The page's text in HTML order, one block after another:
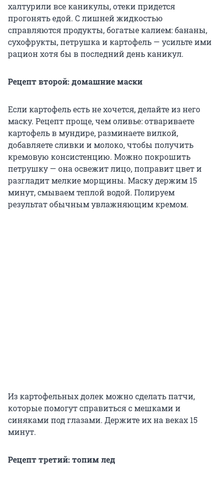
халтурили все каникулы, отеки придется
прогонять едой. С лишней жидкостью
справляются продукты, богатые калием: бананы,
сухофрукты, петрушка и картофель — усильте ими
рацион хотя бы в последний день каникул.
Рецепт второй: домашние маски
Если картофель есть не хочется, делайте из него
маску. Рецепт проще, чем оливье: отвариваете
картофель в мундире, разминаете вилкой,
добавляете сливки и молоко, чтобы получить
кремовую консистенцию. Можно покрошить
петрушку — она освежит лицо, поправит цвет и
разгладит мелкие морщины. Маску держим 15
минут, смываем теплой водой. Полируем
результат обычным увлажняющим кремом.
Из картофельных долек можно сделать патчи,
которые помогут справиться с мешками и
синяками под глазами. Держите их на веках 15
минут.
Рецепт третий: топим лед